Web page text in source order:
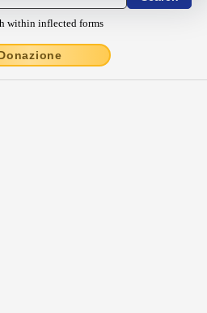
within inflected forms